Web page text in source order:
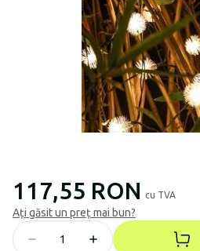
117,55 RON cu TVA
Ați găsit un preț mai bun?